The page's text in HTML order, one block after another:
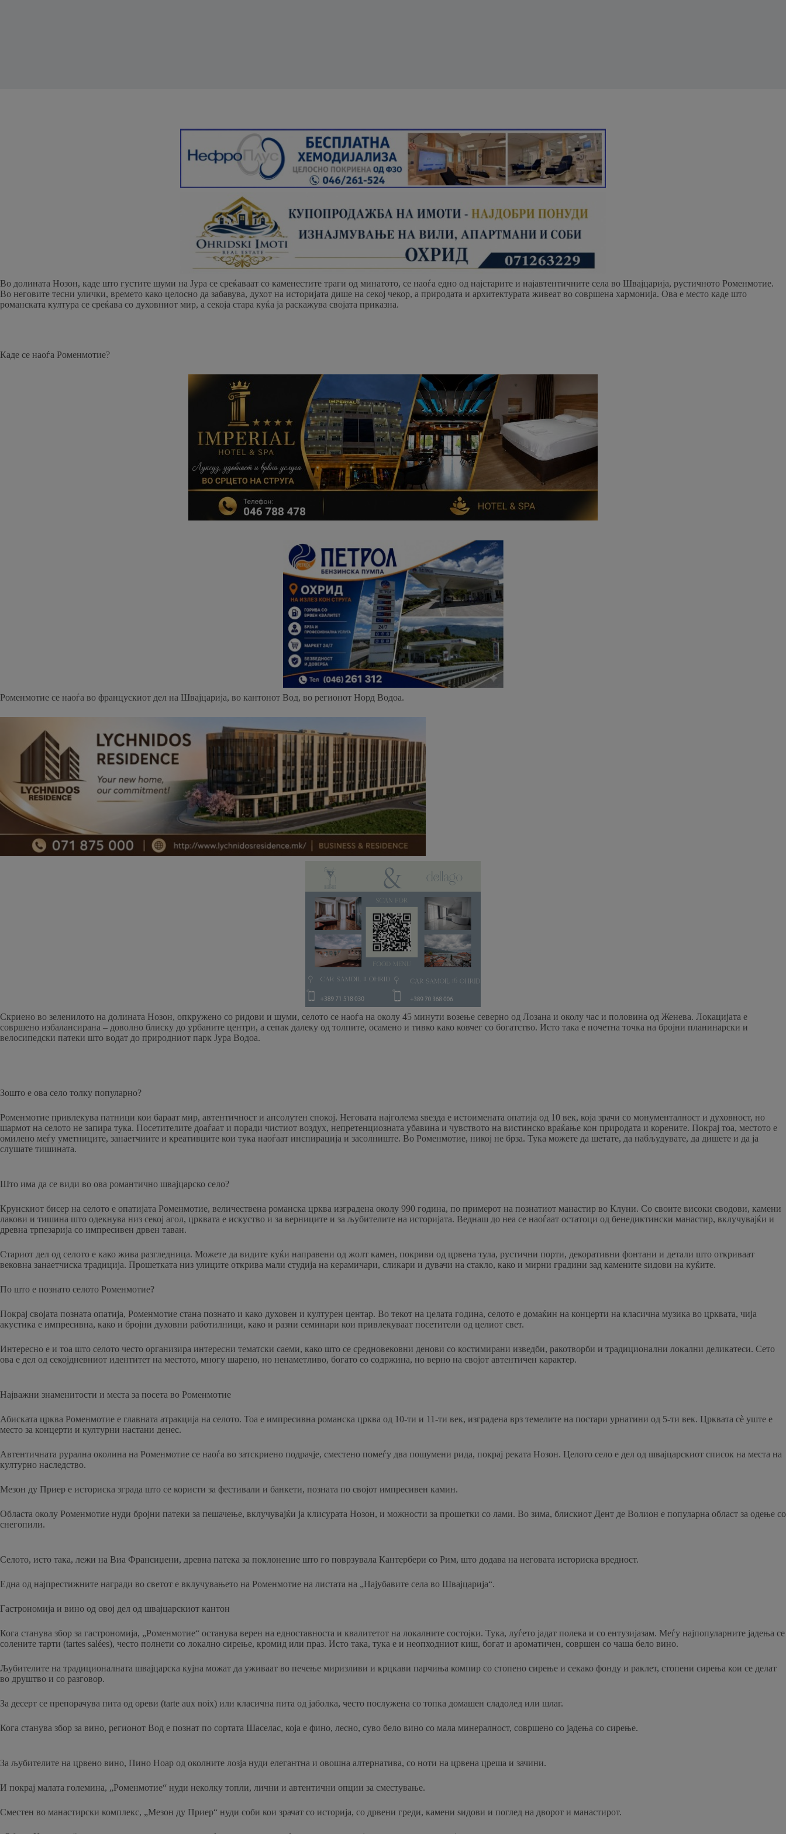
Во долината Нозон, каде што густите шуми на Јура се среќаваат со каменестите траги од минатото, се наоѓа едно од најстарите и најавтентичните села во Швајцарија, рустичното Роменмотие.
Во неговите тесни улички, времето како целосно да забавува, духот на историјата дише на секој чекор, а природата и архитектурата живеат во совршена хармонија. Ова е место каде што
романската култура се среќава со духовниот мир, а секоја стара куќа ја раскажува својата приказна.
Каде се наоѓа Роменмотие?
Роменмотие се наоѓа во францускиот дел на Швајцарија, во кантонот Вод, во регионот Норд Водоа.
Скриено во зеленилото на долината Нозон, опкружено со ридови и шуми, селото се наоѓа на околу 45 минути возење северно од Лозана и околу час и половина од Женева. Локацијата е
совршено избалансирана – доволно блиску до урбаните центри, а сепак далеку од толпите, осамено и тивко како ковчег со богатство. Исто така е почетна точка на бројни планинарски и
велосипедски патеки што водат до природниот парк Јура Водоа.
Зошто е ова село толку популарно?
Роменмотие привлекува патници кои бараат мир, автентичност и апсолутен спокој. Неговата најголема ѕвезда е истоимената опатија од 10 век, која зрачи со монументалност и духовност, но
шармот на селото не запира тука. Посетителите доаѓаат и поради чистиот воздух, непретенциозната убавина и чувството на вистинско враќање кон природата и корените. Покрај тоа, местото е
омилено меѓу уметниците, занаетчиите и креативците кои тука наоѓаат инспирација и засолниште. Во Роменмотие, никој не брза. Тука можете да шетате, да набљудувате, да дишете и да ја
слушате тишината.
Што има да се види во ова романтично швајцарско село?
Крунскиот бисер на селото е опатијата Роменмотие, величествена романска црква изградена околу 990 година, по примерот на познатиот манастир во Клуни. Со своите високи сводови, камени
лакови и тишина што одекнува низ секој агол, црквата е искуство и за верниците и за љубителите на историјата. Веднаш до неа се наоѓаат остатоци од бенедиктински манастир, вклучувајќи и
древна трпезарија со импресивен дрвен таван.
Стариот дел од селото е како жива разгледница. Можете да видите куќи направени од жолт камен, покриви од црвена тула, рустични порти, декоративни фонтани и детали што откриваат
вековна занаетчиска традиција. Прошетката низ улиците открива мали студија на керамичари, сликари и дувачи на стакло, како и мирни градини зад камените ѕидови на куќите.
По што е познато селото Роменмотие?
Покрај својата позната опатија, Роменмотие стана познато и како духовен и културен центар. Во текот на целата година, селото е домаќин на концерти на класична музика во црквата, чија
акустика е импресивна, како и бројни духовни работилници, како и разни семинари кои привлекуваат посетители од целиот свет.
Интересно е и тоа што селото често организира интересни тематски саеми, како што се средновековни денови со костимирани изведби, ракотворби и традиционални локални деликатеси. Сето
ова е дел од секојдневниот идентитет на местото, многу шарено, но ненаметливо, богато со содржина, но верно на својот автентичен карактер.
Најважни знаменитости и места за посета во Роменмотие
Абиската црква Роменмотие е главната атракција на селото. Тоа е импресивна романска црква од 10-ти и 11-ти век, изградена врз темелите на постари урнатини од 5-ти век. Црквата сè уште е
место за концерти и културни настани денес.
Автентичната рурална околина на Роменмотие се наоѓа во затскриено подрачје, сместено помеѓу два пошумени рида, покрај реката Нозон. Целото село е дел од швајцарскиот список на места на
културно наследство.
Мезон ду Приер е историска зграда што се користи за фестивали и банкети, позната по својот импресивен камин.
Областа околу Роменмотие нуди бројни патеки за пешачење, вклучувајќи ја клисурата Нозон, и можности за прошетки со лами. Во зима, блискиот Дент де Волион е популарна област за одење со
снегопили.
Селото, исто така, лежи на Виа Франсиџени, древна патека за поклонение што го поврзувала Кантербери со Рим, што додава на неговата историска вредност.
Една од најпрестижните награди во светот е вклучувањето на Роменмотие на листата на „Најубавите села во Швајцарија“.
Гастрономија и вино од овој дел од швајцарскиот кантон
Кога станува збор за гастрономија, „Роменмотие“ останува верен на едноставноста и квалитетот на локалните состојки. Тука, луѓето јадат полека и со ентузијазам. Меѓу најпопуларните јадења се
солените тарти (tartes salées), често полнети со локално сирење, кромид или праз. Исто така, тука е и неопходниот киш, богат и ароматичен, совршен со чаша бело вино.
Љубителите на традиционалната швајцарска кујна можат да уживаат во печење миризливи и крцкави парчиња компир со стопено сирење и секако фонду и раклет, стопени сирења кои се делат
во друштво и со разговор.
За десерт се препорачува пита од ореви (tarte aux noix) или класична пита од јаболка, често послужена со топка домашен сладолед или шлаг.
Кога станува збор за вино, регионот Вод е познат по сортата Шаселас, која е фино, лесно, суво бело вино со мала минералност, совршено со јадења со сирење.
За љубителите на црвено вино, Пино Ноар од околните лозја нуди елегантна и овошна алтернатива, со ноти на црвена цреша и зачини.
И покрај малата големина, „Роменмотие“ нуди неколку топли, лични и автентични опции за сместување.
Сместен во манастирски комплекс, „Мезон ду Приер“ нуди соби кои зрачат со историја, со дрвени греди, камени ѕидови и поглед на дворот и манастирот.